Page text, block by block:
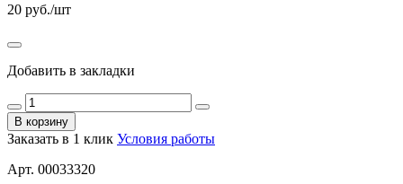
20 руб./шт
Добавить в закладки
В корзину
Заказать в 1 клик Условия работы
Арт. 00033320